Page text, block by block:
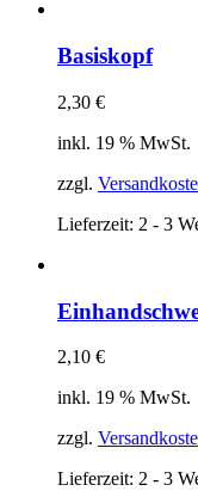
Basiskopf
2,30 €
inkl. 19 % MwSt.
zzgl.
Lieferzeit: 2 - 3
2,10 €
inkl. 19 % MwSt.
zzgl.
Lieferzeit: 2 - 3